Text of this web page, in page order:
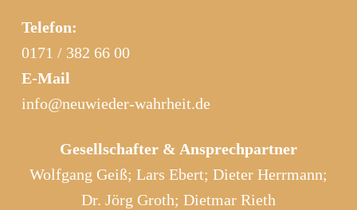
Telefon:
0171 / 382 66 00
E-Mail
info@neuwieder-wahrheit.de
Gesellschafter & Ansprechpartner
Wolfgang Geiß; Lars Ebert; Dieter Herrmann;
Dr. Jörg Groth; Dietmar Rieth